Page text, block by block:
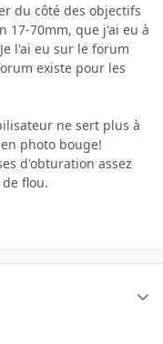
du côté des objectifs
17-70mm, que j'ai eu à
l'ai eu sur le forum
existe pour les
ne sert plus à
photo bouge!
d'obturation assez
flou.